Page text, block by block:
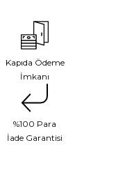
Kapıda Ödeme
İmkanı
%100 Para
İade Garantisi